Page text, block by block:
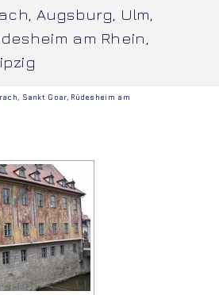
Augsburg, Ulm,
am Rhein,
Sankt Goar, Rüdesheim am